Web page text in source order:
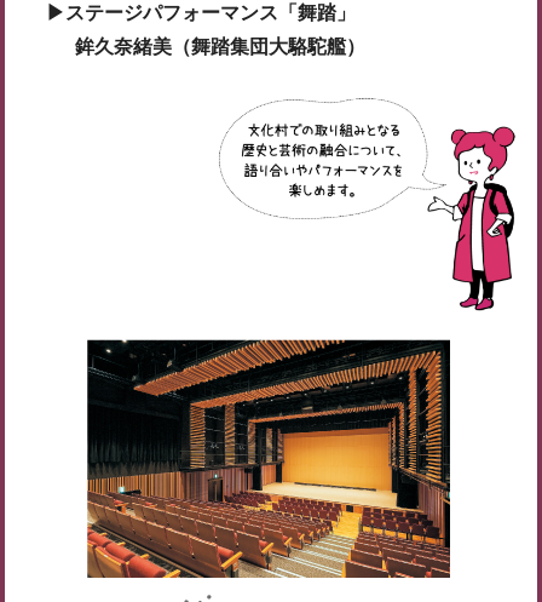
▶ステージパフォーマンス「舞踏」
鉾久奈緒美（舞踏集団大駱駝艦）